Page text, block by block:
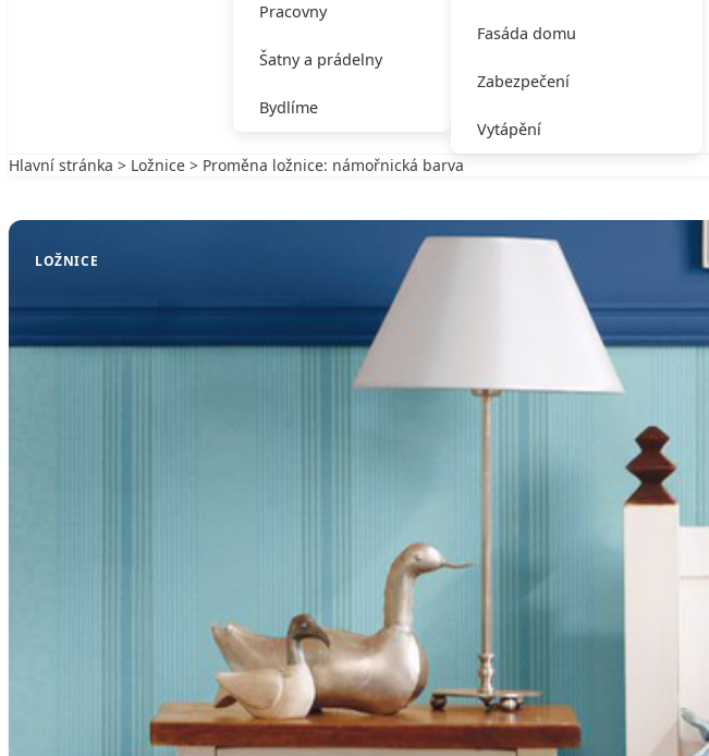
Pracovny
Šatny a prádelny
Bydlíme
Fasáda domu
Zabezpečení
Vytápění
Hlavní stránka > Ložnice > Proměna ložnice: námořnická barva
LOŽNICE